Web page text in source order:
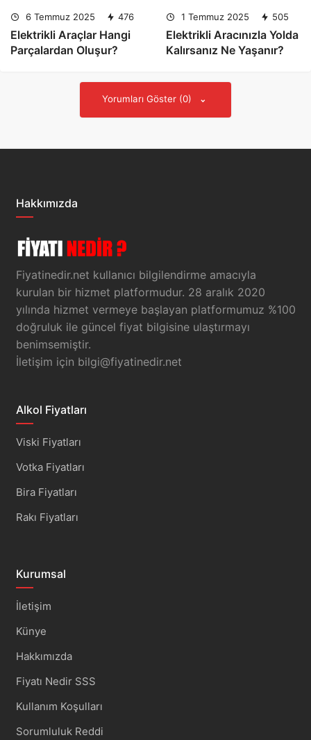
6 Temmuz 2025 476
Elektrikli Araçlar Hangi
Parçalardan Oluşur?
1 Temmuz 2025 505
Elektrikli Aracınızla Yolda
Kalırsanız Ne Yaşanır?
Yorumları Göster (0)
Hakkımızda
Fiyatinedir.net kullanıcı bilgilendirme amacıyla
kurulan bir hizmet platformudur. 28 aralık 2020
yılında hizmet vermeye başlayan platformumuz %100
doğruluk ile güncel fiyat bilgisine ulaştırmayı
benimsemiştir.
İletişim için bilgi@fiyatinedir.net
Alkol Fiyatları
Viski Fiyatları
Votka Fiyatları
Bira Fiyatları
Rakı Fiyatları
Kurumsal
İletişim
Künye
Hakkımızda
Fiyatı Nedir SSS
Kullanım Koşulları
Sorumluluk Reddi